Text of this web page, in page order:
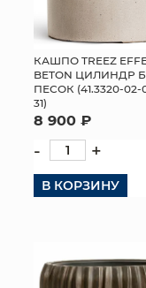
КАШПО TREEZ
BETON ЦИЛИНДР
ПЕСОК (41.3320-02-
31)
8 900 ₽
- +
В КОРЗИНУ